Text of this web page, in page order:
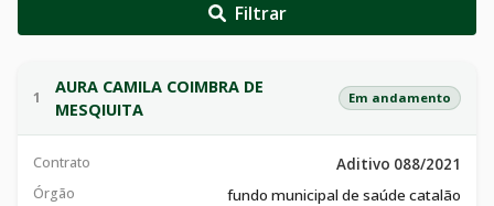
Filtrar
1
AURA CAMILA COIMBRA DE
MESQIUITA
Em andamento
Contrato Aditivo 088/2021
Órgão fundo municipal de saúde catalão